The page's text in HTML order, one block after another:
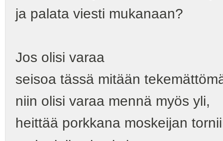
ja palata viesti mukanaan?
Jos olisi varaa
seisoa tässä mitään
niin olisi varaa mennä myös yli,
heittää porkkana moskeijan